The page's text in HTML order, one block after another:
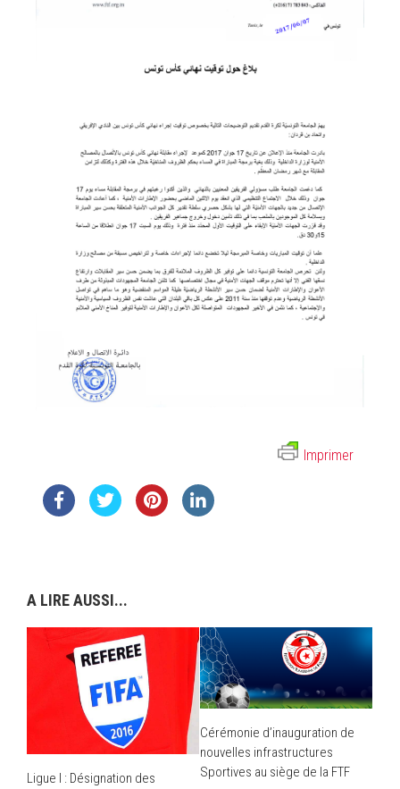
Imprimer
A LIRE AUSSI...
Ligue I : Désignation des
Cérémonie d’inauguration de
nouvelles infrastructures
Sportives au siège de la FTF